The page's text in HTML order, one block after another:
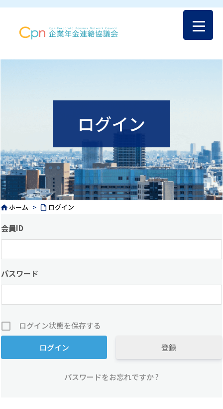
ログイン
ホーム >  ログイン
会員ID
パスワード
ログイン状態を保存する
登録
パスワードをお忘れですか ?